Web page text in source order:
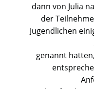
dann von Julia
der
Jugendlichen
genannt